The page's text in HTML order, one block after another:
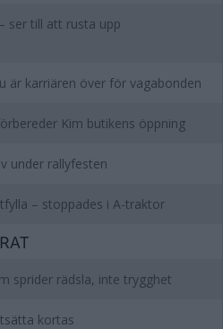
ser till att rusta upp
är karriären över för vagabonden
Kim butikens öppning
under rallyfesten
– stoppades i A-traktor
sprider rädsla, inte trygghet
kortas